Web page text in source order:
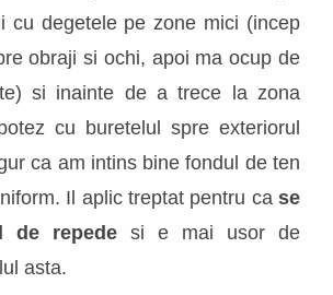
cu degetele pe zone mici (incep
obraji si ochi, apoi ma ocup de
si inainte de a trece la zona
cu buretelul spre exteriorul
ca am intins bine fondul de ten
Il aplic treptat pentru ca se
de repede si e mai usor de
asta.